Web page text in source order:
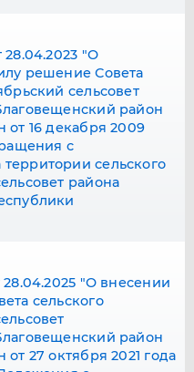
"О
решение Совета
сельсовет
район
от 16 декабря 2009
с
сельского
района
"О внесении
сельского
район
27 октября 2021 года